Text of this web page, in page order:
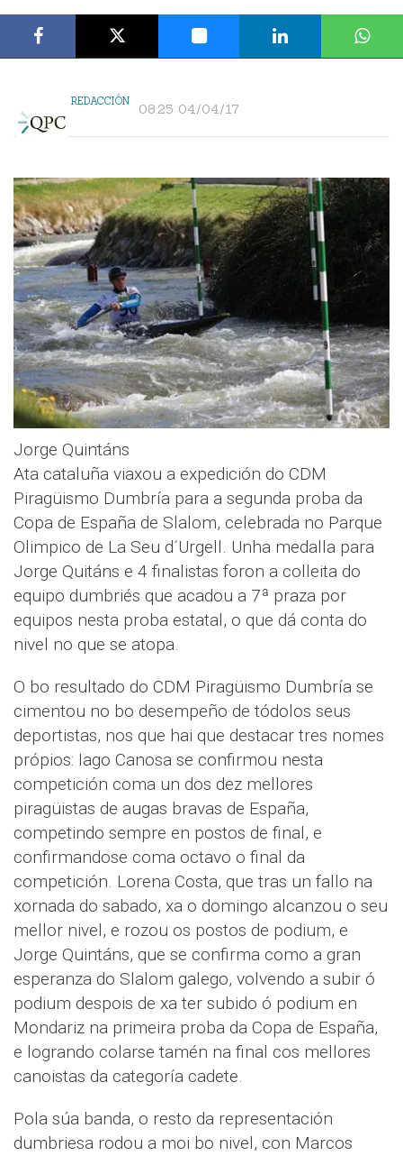
REDACCIÓN 08:25 04/04/17
Jorge Quintáns
Ata cataluña viaxou a expedición do CDM
Piragüismo Dumbría para a segunda proba da
Copa de España de Slalom, celebrada no Parque
Olimpico de La Seu d´Urgell. Unha medalla para
Jorge Quitáns e 4 finalistas foron a colleita do
equipo dumbriés que acadou a 7ª praza por
equipos nesta proba estatal, o que dá conta do
nivel no que se atopa.
O bo resultado do CDM Piragüismo Dumbría se
cimentou no bo desempeño de tódolos seus
deportistas, nos que hai que destacar tres nomes
própios: Iago Canosa se confirmou nesta
competición coma un dos dez mellores
piragüistas de augas bravas de España,
competindo sempre en postos de final, e
confirmandose coma octavo o final da
competición. Lorena Costa, que tras un fallo na
xornada do sabado, xa o domingo alcanzou o seu
mellor nivel, e rozou os postos de podium, e
Jorge Quintáns, que se confirma como a gran
esperanza do Slalom galego, volvendo a subir ó
podium despois de xa ter subido ó podium en
Mondariz na primeira proba da Copa de España,
e logrando colarse tamén na final cos mellores
canoistas da categoría cadete.
Pola súa banda, o resto da representación
dumbriesa rodou a moi bo nivel, con Marcos